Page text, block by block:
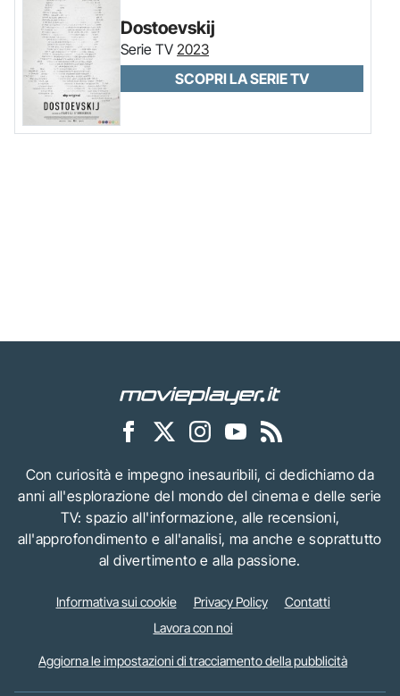
Dostoevskij
Serie TV 2023
SCOPRI LA SERIE TV
Con curiosità e impegno inesauribili, ci dedichiamo da
anni all'esplorazione del mondo del cinema e delle serie
TV: spazio all'informazione, alle recensioni,
all'approfondimento e all'analisi, ma anche e soprattutto
al divertimento e alla passione.
Informativa sui cookie Privacy Policy
Contatti
Lavora con noi
Aggiorna le impostazioni di tracciamento della pubblicità